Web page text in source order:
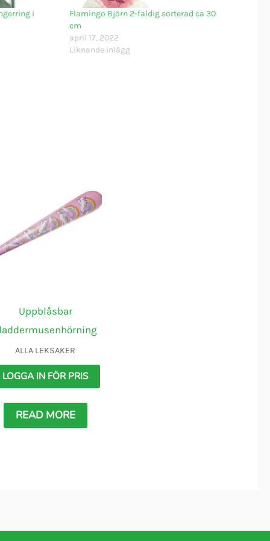
i
Flamingo Björn 2-faldig sorterad ca 30
cm
april 17, 2022
Liknande inlägg
Uppblåsbar
ALLA LEKSAKER
LOGGA IN FÖR PRIS
READ MORE